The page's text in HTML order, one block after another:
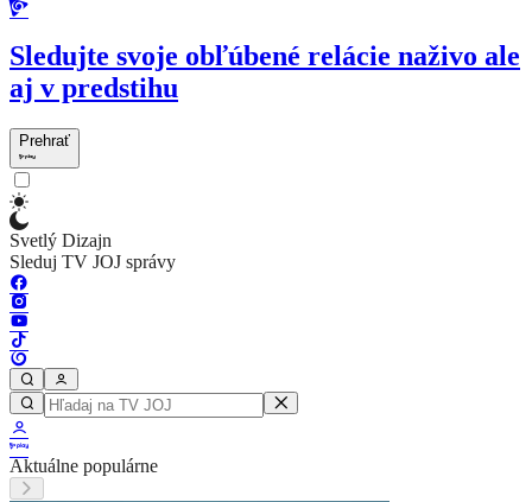
Sledujte svoje obľúbené relácie naživo ale
aj v predstihu
Prehrať
Svetlý Dizajn
Sleduj TV JOJ správy
Aktuálne populárne